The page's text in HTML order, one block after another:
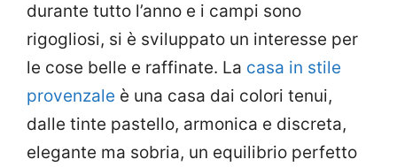
durante tutto l’anno e i campi sono
rigogliosi, si è sviluppato un interesse per
le cose belle e raffinate. La casa in stile
provenzale è una casa dai colori tenui,
dalle tinte pastello, armonica e discreta,
elegante ma sobria, un equilibrio perfetto